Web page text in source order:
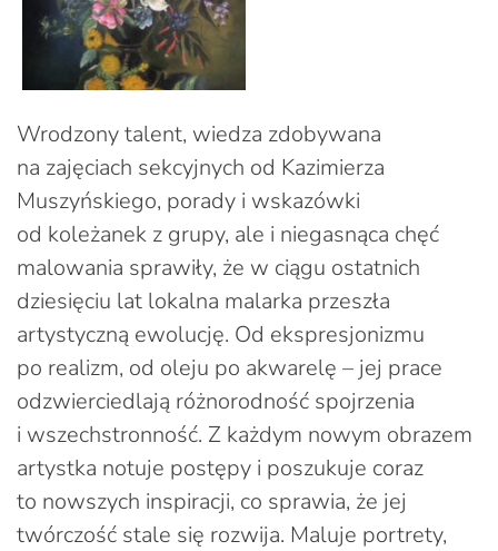
Wrodzony talent, wiedza zdobywana
na zajęciach sekcyjnych od Kazimierza
Muszyńskiego, porady i wskazówki
od koleżanek z grupy, ale i niegasnąca chęć
malowania sprawiły, że w ciągu ostatnich
dziesięciu lat lokalna malarka przeszła
artystyczną ewolucję. Od ekspresjonizmu
po realizm, od oleju po akwarelę – jej prace
odzwierciedlają różnorodność spojrzenia
i wszechstronność. Z każdym nowym obrazem
artystka notuje postępy i poszukuje coraz
to nowszych inspiracji, co sprawia, że jej
twórczość stale się rozwija. Maluje portrety,